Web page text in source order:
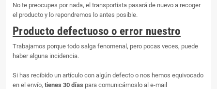
No te preocupes por nada, el transportista pasará de nuevo a recoger
el producto y lo repondremos lo antes posible.
Producto defectuoso o error nuestro
Trabajamos porque todo salga fenomenal, pero pocas veces, puede
haber alguna incidencia.
Si has recibido un artículo con algún defecto o nos hemos equivocado
en el envío, tienes 30 días para comunicárnoslo al e-mail